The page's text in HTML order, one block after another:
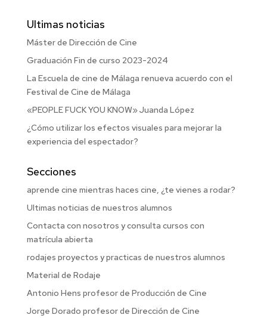
Ultimas noticias
Máster de Dirección de Cine
Graduación Fin de curso 2023-2024
La Escuela de cine de Málaga renueva acuerdo con el
Festival de Cine de Málaga
«PEOPLE FUCK YOU KNOW» Juanda López
¿Cómo utilizar los efectos visuales para mejorar la
experiencia del espectador?
Secciones
aprende cine mientras haces cine, ¿te vienes a rodar?
Ultimas noticias de nuestros alumnos
Contacta con nosotros y consulta cursos con
matrícula abierta
rodajes proyectos y practicas de nuestros alumnos
Material de Rodaje
Antonio Hens profesor de Producción de Cine
Jorge Dorado profesor de Dirección de Cine